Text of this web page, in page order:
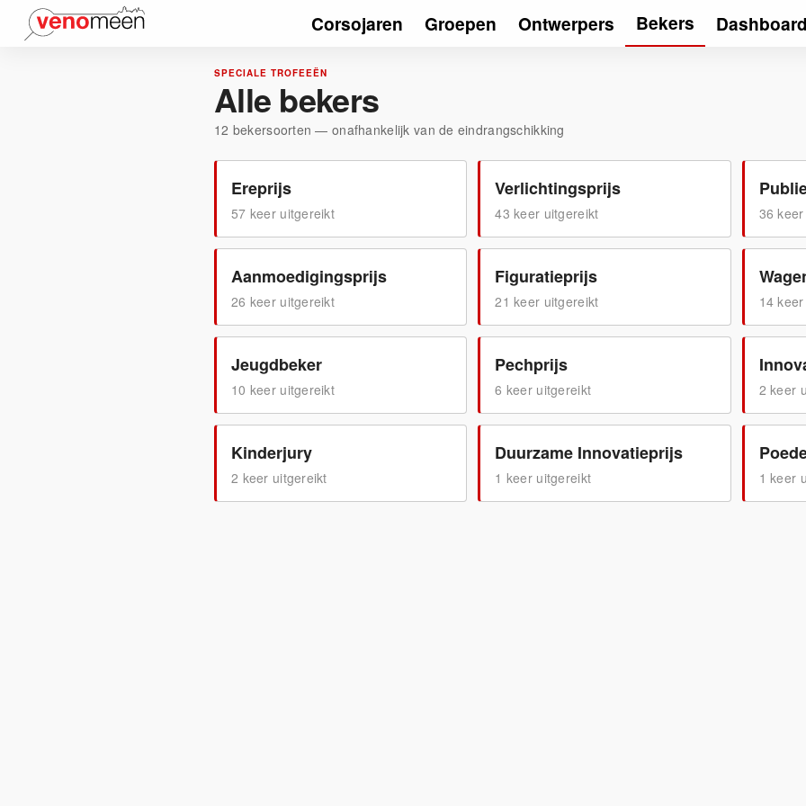
Corsojaren Groepen Ontwerpers Bekers Dashboard
SPECIALE TROFEEËN
Alle bekers
12 bekersoorten — onafhankelijk van de eindrangschikking
Ereprijs
57 keer uitgereikt
Verlichtingsprijs
43 keer uitgereikt 36
Aanmoedigingsprijs
26 keer uitgereikt
Figuratieprijs
21 keer uitgereikt 14
Jeugdbeker
10 keer uitgereikt
Pechprijs
6 keer uitgereikt 2 keer
Kinderjury
2 keer uitgereikt
Duurzame Innovatieprijs
1 keer uitgereikt 1 keer